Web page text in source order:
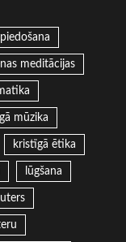
meditācijas
mūzika
kristīgā ētika
lūgšana